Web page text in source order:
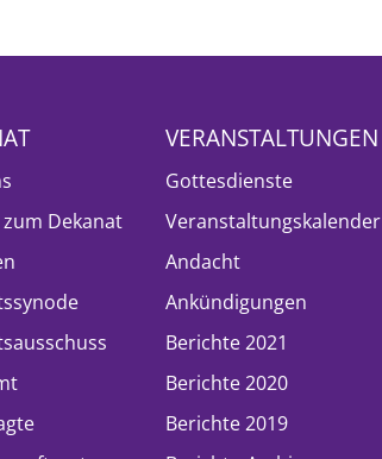
Dekanat
VERANSTALTUNGEN
Gottesdienste
Veranstaltungskalender
Andacht
Ankündigungen
Berichte 2021
Berichte 2020
Berichte 2019